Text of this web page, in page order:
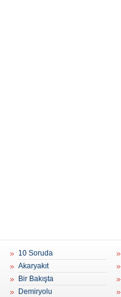
10 Soruda
Akaryakıt
Bir Bakışta
Demiryolu